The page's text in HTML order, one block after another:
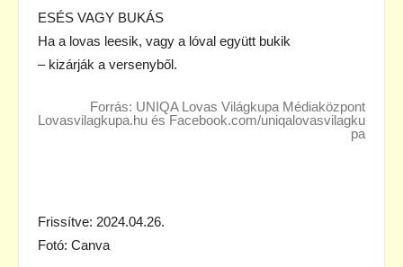
ESÉS VAGY BUKÁS
Ha a lovas leesik, vagy a lóval együtt bukik
– kizárják a versenyből.
Forrás: UNIQA Lovas Világkupa Médiaközpont
Lovasvilagkupa.hu és Facebook.com/uniqalovasvilagku
pa
Frissítve: 2024.04.26.
Fotó: Canva